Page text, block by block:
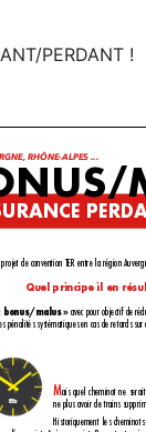
PERDANT !